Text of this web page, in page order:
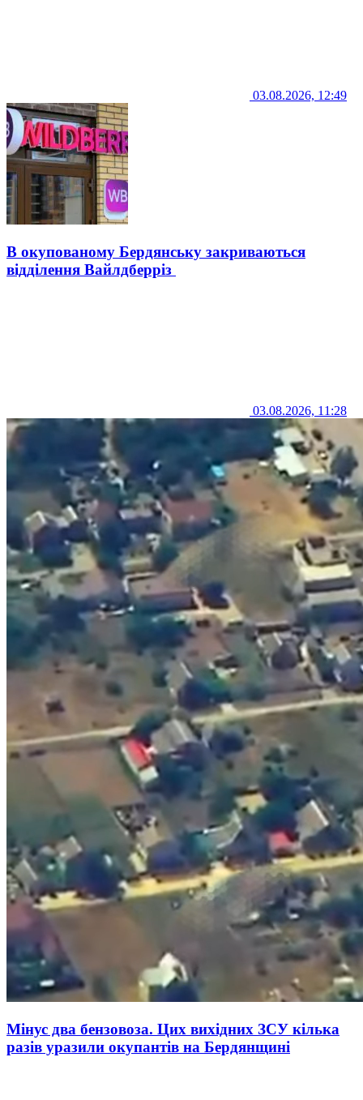
03.08.2026, 12:49
В окупованому Бердянську закриваються
відділення Вайлдберріз
03.08.2026, 11:28
Мінус два бензовоза. Цих вихідних ЗСУ кілька
разів уразили окупантів на Бердянщині